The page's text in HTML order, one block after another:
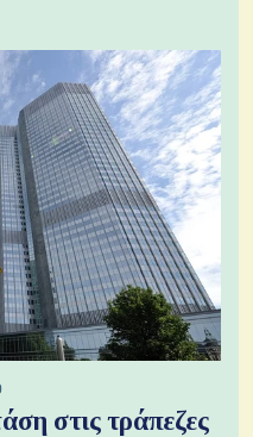
στις τράπεζες